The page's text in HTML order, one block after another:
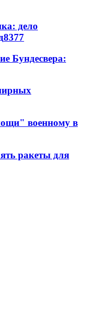
дело
8377
Бундесвера:
военному в
ракеты для